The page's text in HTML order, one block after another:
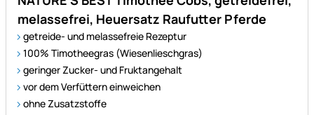
melassefrei, Heuersatz Raufutter Pferde
getreide- und melassefreie Rezeptur
100% Timotheegras (Wiesenlieschgras)
geringer Zucker- und Fruktangehalt
vor dem Verfüttern einweichen
ohne Zusatzstoffe